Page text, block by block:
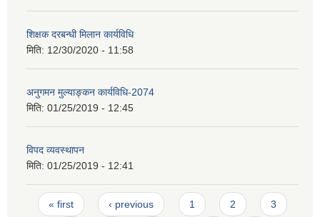
शिक्षक दरबन्धी मिलान कार्यविधि
मिति: 12/30/2020 - 11:58
अनुगमन मुल्याङ्कन कार्यविधि-2074
मिति: 01/25/2019 - 12:45
विपद व्यवस्थापन
मिति: 01/25/2019 - 12:41
Pages
« first ‹ previous 1 2 3